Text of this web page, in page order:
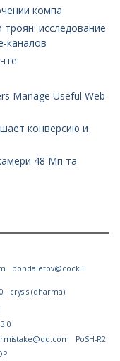
компа
исследование
каналов
Manage Useful Web
конверсию и
48 Мп та
bondaletov@cock.li
crysis (dharma)
PoSH-R2